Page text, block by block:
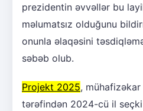
prezidentin əvvəllər bu
məlumatsız olduğunu
onunla əlaqəsini
səbəb olub.
Projekt 2025,
tərəfindən 2024-cü il